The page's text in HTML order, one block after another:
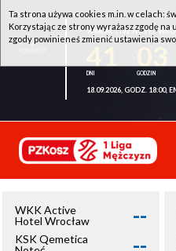
WKK ACTIVE HOTEL
18.09.2026, GODZ. 18:00,
WKK Active
Hotel Wrocław
--
KSK Qemetica
--
Ta strona używa cookies m.in. w celach:
Korzystając ze strony wyrażasz zgodę
zgody powinieneś zmienić ustawienia